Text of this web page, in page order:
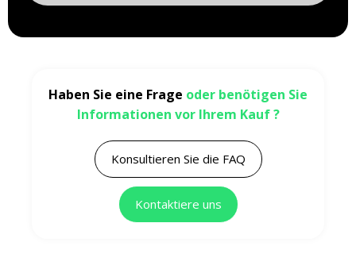
Haben Sie eine Frage oder benötigen Sie
Informationen vor Ihrem Kauf ?
Konsultieren Sie die FAQ
Kontaktiere uns